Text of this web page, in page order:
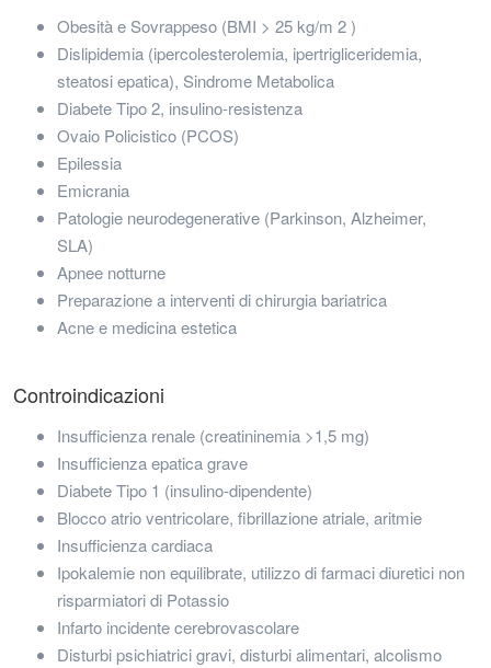
Obesità e Sovrappeso (BMI > 25 kg/m 2 )
Dislipidemia (ipercolesterolemia, ipertrigliceridemia,
steatosi epatica), Sindrome Metabolica
Diabete Tipo 2, insulino-resistenza
Ovaio Policistico (PCOS)
Epilessia
Emicrania
Patologie neurodegenerative (Parkinson, Alzheimer,
SLA)
Apnee notturne
Preparazione a interventi di chirurgia bariatrica
Acne e medicina estetica
Controindicazioni
Insufficienza renale (creatininemia >1,5 mg)
Insufficienza epatica grave
Diabete Tipo 1 (insulino-dipendente)
Blocco atrio ventricolare, fibrillazione atriale, aritmie
Insufficienza cardiaca
Ipokalemie non equilibrate, utilizzo di farmaci diuretici non
risparmiatori di Potassio
Infarto incidente cerebrovascolare
Disturbi psichiatrici gravi, disturbi alimentari, alcolismo